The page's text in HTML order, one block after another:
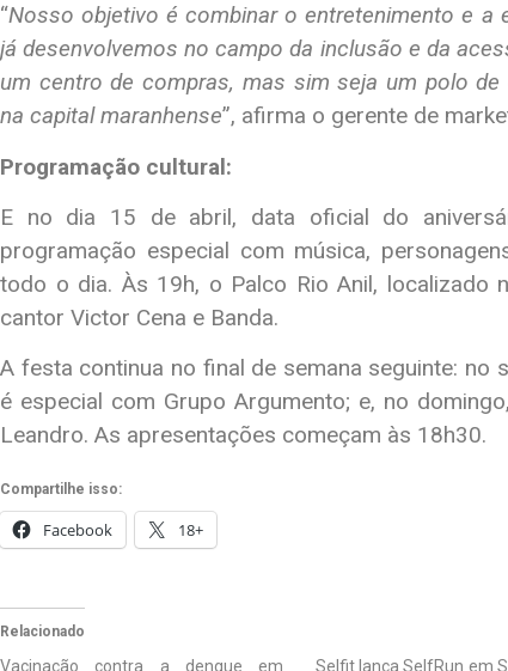
“Nosso objetivo é combinar o entretenimento e a
já desenvolvemos no campo da inclusão e da
um centro de compras, mas sim seja um polo
na capital maranhense”, afirma o gerente de
Programação cultural:
E no dia 15 de abril, data oficial do
programação especial com música,
todo o dia. Às 19h, o Palco Rio Anil, localizado
cantor Victor Cena e Banda.
A festa continua no final de semana seguinte: no
é especial com Grupo Argumento; e, no
Leandro. As apresentações começam às 18h30.
Compartilhe isso:
Facebook 18+
Relacionado
Vacinação contra a dengue em
Selfit lança SelfRun em